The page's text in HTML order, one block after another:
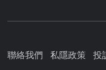
聯絡我們 私隱政策 投